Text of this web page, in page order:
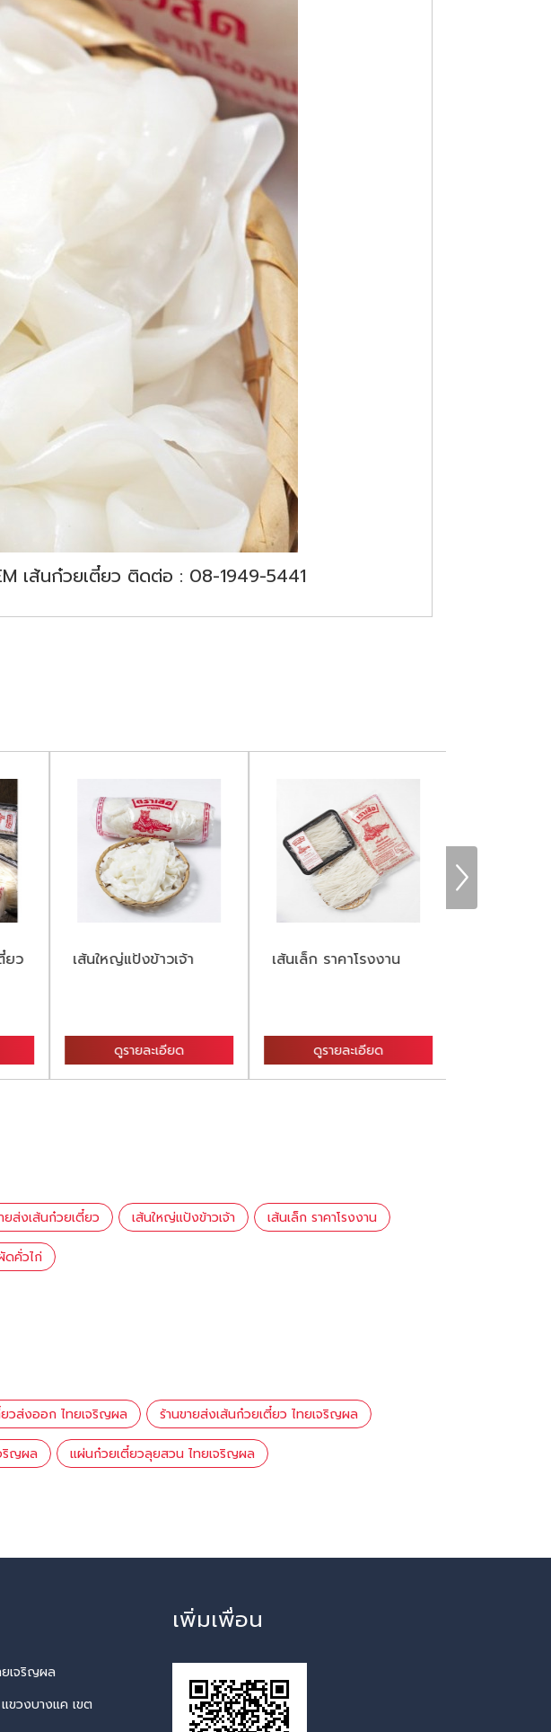
เส้นก๋วยเตี๋ยว ติดต่อ : 08-1949-5441
ยว เส้นใหญ่แป้งข้าวเจ้า
ดูรายละเอียด
เส้นเล็ก ราคาโรงงาน
ดูรายละเอียด
ยส่งเส้นก๋วยเตี๋ยว เส้นใหญ่แป้งข้าวเจ้า เส้นเล็ก ราคาโรงงาน
ดคั่วไก่
วส่งออก ไทยเจริญผล ร้านขายส่งเส้นก๋วยเตี๋ยว ไทยเจริญผล
ริญผล แผ่นก๋วยเตี๋ยวลุยสวน ไทยเจริญผล
เจริญผล
ขวงบางแค เขต
เพิ่มเพื่อน